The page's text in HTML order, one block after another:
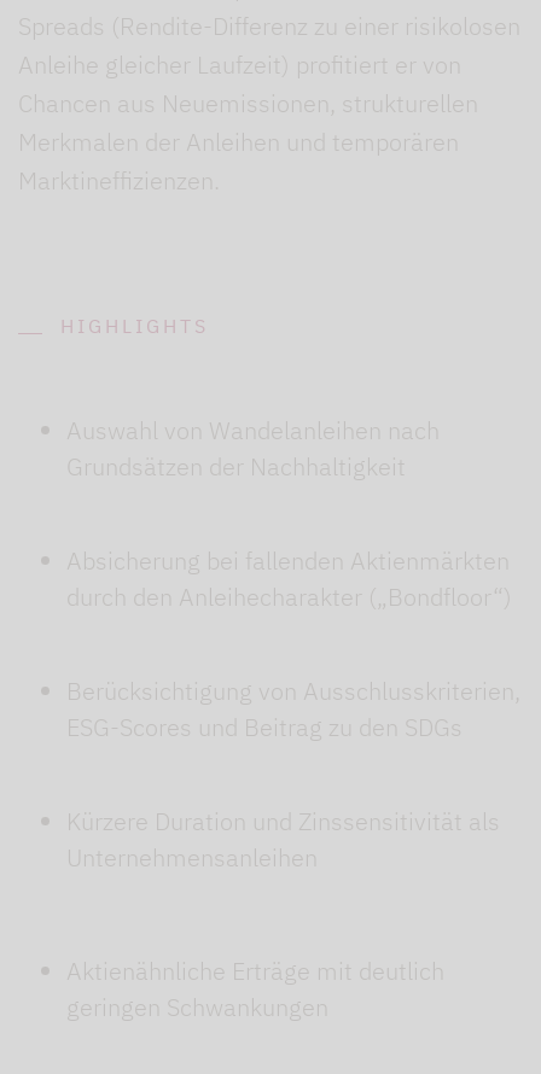
Spreads (Rendite-Differenz zu einer risikolosen
Anleihe gleicher Laufzeit) profitiert er von
Chancen aus Neuemissionen, strukturellen
Merkmalen der Anleihen und temporären
Marktineffizienzen.
HIGHLIGHTS
Auswahl von Wandelanleihen nach
Grundsätzen der Nachhaltigkeit
Absicherung bei fallenden Aktienmärkten
durch den Anleihecharakter („Bondfloor“)
Berücksichtigung von Ausschlusskriterien,
ESG-Scores und Beitrag zu den SDGs
Kürzere Duration und Zinssensitivität als
Unternehmensanleihen
Aktienähnliche Erträge mit deutlich
geringen Schwankungen